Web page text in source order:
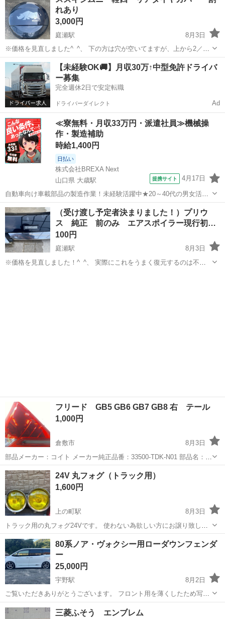
下のランクの傷やよごれありの商...
れあり
3,000円
庭瀬駅
8月3日
※価格を見直しました^_^、 下の方は穴が空いてますが、上から2／３
くらいまではキレイでサイの絵もあるので、 3000円でいかがですか？
^_^、 ズズキジムニー軽四の背面タイヤカバーです。 バックでぶつけ
てしまい下部が割れ...
岡山 岡山市 庭瀬駅 外装、車外用品
【未経験OK🚚】月収30万↑中型免許ドライバ
ー募集
完全週休2日で安定転職
ドライバーダイレクト Ad
≪寮無料・月収33万円・派遣社員≫機械操
作・製造補助
時給1,400円
日払い
株式会社BREXA Next
山口県 大歳駅
提携サイト 4月17日
自動車向け車載部品の製造作業！未経験活躍中★20～40代の男女活躍
中！友達同士での応募OK！備品付きワンルーム寮費無料！赴任旅費会
社負担！生活支援物資事前対応可◎格安食堂利用可！年間休日135日
♪《山口県山口市》 人気の工...
山口 山口市 大歳駅 その他
（受け渡し予定者決まりました！）プリウ
ス 純正 前のみ エアスポイラー現行初
期…
100円
庭瀬駅
8月3日
※価格を見直しました！^_^、 実際にこれをうまく復元するのは不可
フリード GB5 GB6 GB7 GB8 右 テール
1,000円
倉敷市
8月3日
部品メーカー：コイト メーカー純正品番：33500-TDK-N01 部品名：右
テールランプ 部品メーカー品番：220-62201 部品区分：リサイクル品
車名：フリード 車両タイプ名：5ドアハッチバック 通称型式：GB7
認...
岡山 倉敷市 外装、車外用品 テール
24V 丸フォグ（トラック用）
1,600円
上の町駅
8月3日
トラック用の丸フォグ24Vです。 使わない為欲しい方にお譲り致しま
す、 外側サビ等ありますが、トラックから外すまでは現役で使用出来
てました。 地図付近自宅までお願いいたします🙇‍♀️ 平日17時以降 日曜
日時間合わせれ...
岡山 倉敷市 上の町駅 外装、車外用品
80系ノア・ヴォクシー用ローダウンフェンダ
ー
25,000円
宇野駅
8月2日
ご覧いただきありがとうございます。 フロント用を薄くしたため写真
を更新し再出品いたしました。ました。（8月2日） 品名 80系ノア・
ヴォクシー・エスクァイア用ローダウンフェンダー 直接取引の方に限
岡山 玉野市 宇野駅 外装、車外用品
三菱ふそう エンブレム